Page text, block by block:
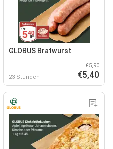
GLOBUS Bratwurst
23 Stunden
€5,90
€5,40